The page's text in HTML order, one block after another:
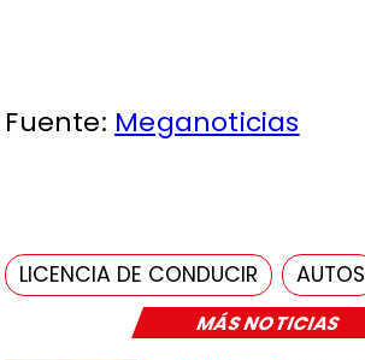
MÁS NOTICIAS
Fuente: Meganoticias
LICENCIA DE CONDUCIR AUTOS